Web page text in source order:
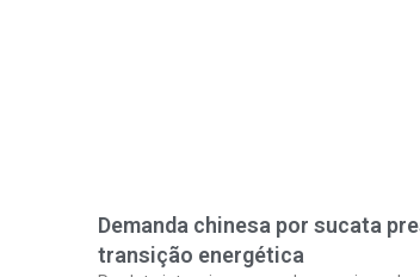
Demanda chinesa por sucata
transição energética